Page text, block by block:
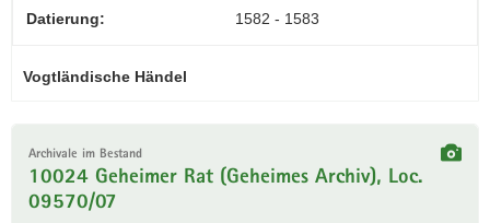
Datierung: 1582 - 1583
Vogtländische Händel
Archivale im Bestand
10024 Geheimer Rat (Geheimes Archiv), Loc.
09570/07